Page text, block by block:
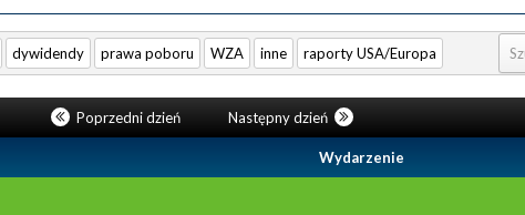
dywidendy prawa poboru WZA inne raporty USA/Europa
Poprzedni dzień Następny dzień
Wydarzenie